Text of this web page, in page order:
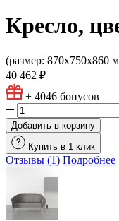
Кресло,
(размер: 870х750х860
40 462 ₽
+ 4046 бонусов
Добавить в корзину
Купить в 1 клик
Отзывы (1) Подробнее